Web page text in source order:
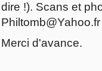
dire !). Scans et
Philtomb@Yahoo.fr
Merci d'avance.